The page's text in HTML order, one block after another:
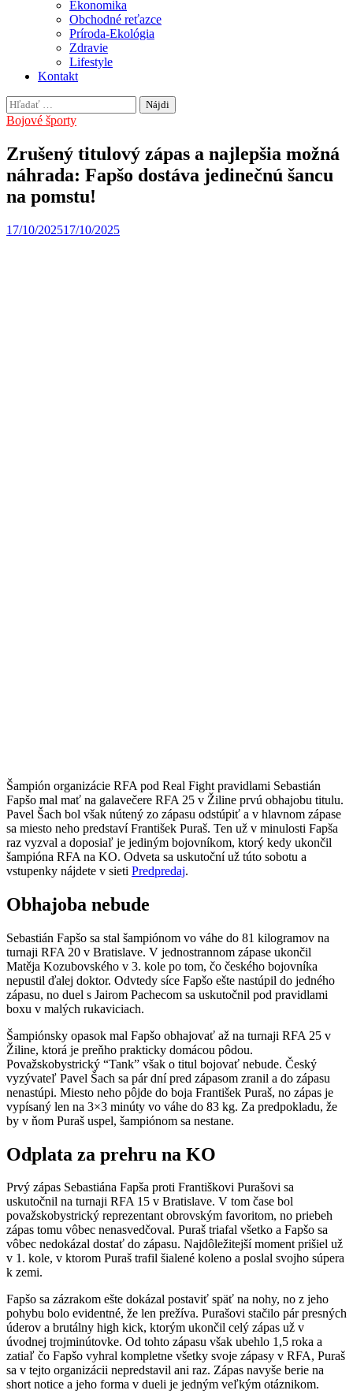
Ekonomika
Obchodné reťazce
Príroda-Ekológia
Zdravie
Lifestyle
Kontakt
Hľadať:
Bojové športy
Zrušený titulový zápas a najlepšia možná
náhrada: Fapšo dostáva jedinečnú šancu
na pomstu!
17/10/202517/10/2025
Šampión organizácie RFA pod Real Fight pravidlami Sebastián
Fapšo mal mať na galavečere RFA 25 v Žiline prvú obhajobu titulu.
Pavel Šach bol však nútený zo zápasu odstúpiť a v hlavnom zápase
sa miesto neho predstaví František Puraš. Ten už v minulosti Fapša
raz vyzval a doposiaľ je jediným bojovníkom, ktorý kedy ukončil
šampióna RFA na KO. Odveta sa uskutoční už túto sobotu a
vstupenky nájdete v sieti Predpredaj.
Obhajoba nebude
Sebastián Fapšo sa stal šampiónom vo váhe do 81 kilogramov na
turnaji RFA 20 v Bratislave. V jednostrannom zápase ukončil
Matěja Kozubovského v 3. kole po tom, čo českého bojovníka
nepustil ďalej doktor. Odvtedy síce Fapšo ešte nastúpil do jedného
zápasu, no duel s Jairom Pachecom sa uskutočnil pod pravidlami
boxu v malých rukaviciach.
Šampiónsky opasok mal Fapšo obhajovať až na turnaji RFA 25 v
Žiline, ktorá je preňho prakticky domácou pôdou.
Považskobystrický “Tank” však o titul bojovať nebude. Český
vyzývateľ Pavel Šach sa pár dní pred zápasom zranil a do zápasu
nenastúpi. Miesto neho pôjde do boja František Puraš, no zápas je
vypísaný len na 3×3 minúty vo váhe do 83 kg. Za predpokladu, že
by v ňom Puraš uspel, šampiónom sa nestane.
Odplata za prehru na KO
Prvý zápas Sebastiána Fapša proti Františkovi Purašovi sa
uskutočnil na turnaji RFA 15 v Bratislave. V tom čase bol
považskobystrický reprezentant obrovským favoritom, no priebeh
zápas tomu vôbec nenasvedčoval. Puraš triafal všetko a Fapšo sa
vôbec nedokázal dostať do zápasu. Najdôležitejší moment prišiel už
v 1. kole, v ktorom Puraš trafil šialené koleno a poslal svojho súpera
k zemi.
Fapšo sa zázrakom ešte dokázal postaviť späť na nohy, no z jeho
pohybu bolo evidentné, že len prežíva. Purašovi stačilo pár presných
úderov a brutálny high kick, ktorým ukončil celý zápas už v
úvodnej trojminútovke. Od tohto zápasu však ubehlo 1,5 roka a
zatiaľ čo Fapšo vyhral kompletne všetky svoje zápasy v RFA, Puraš
sa v tejto organizácii nepredstavil ani raz. Zápas navyše berie na
short notice a jeho forma v dueli je jedným veľkým otáznikom.